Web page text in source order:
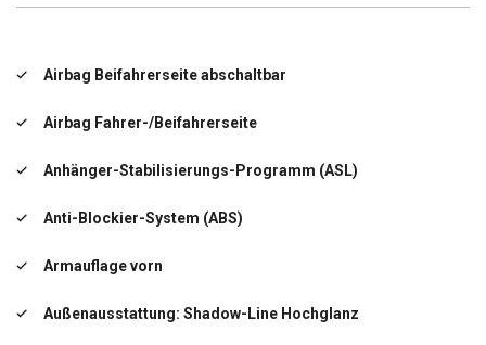
Airbag Beifahrerseite abschaltbar
Airbag Fahrer-/Beifahrerseite
Anhänger-Stabilisierungs-Programm (ASL)
Anti-Blockier-System (ABS)
Armauflage vorn
Außenausstattung: Shadow-Line Hochglanz